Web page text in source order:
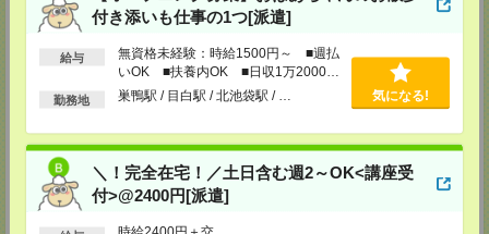
付き添いも仕事の1つ[派遣]
給与
無資格未経験：時給1500円～ ■週払
いOK ■扶養内OK ■日収1万2000円
以上
勤務地 巣鴨駅 / 目白駅 / 北池袋駅 / … 気になる!
＼！完全在宅！／土日含む週2～OK<講座受
付>@2400円[派遣]
TEL：0120514202
担当：採用担当：椿森
【MD東京支店】
〒163-0630
TEL：0120514202
担当：採用担当：三輪
【MD新宿支店】
〒163-0630
東京都新宿区西新宿1-25-1 新宿センタービル30F